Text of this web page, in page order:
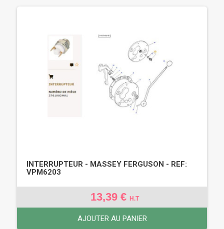
INTERRUPTEUR - MASSEY FERGUSON - REF:
VPM6203
13,39 € H.T
AJOUTER AU PANIER